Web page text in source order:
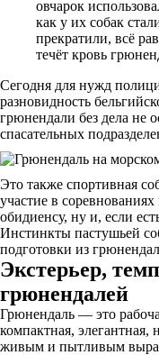
овчарок
как у их собак
прекратили, всё
течёт кровь
Сегодня для нужд
разновидность
грюнендали без дела не
спасательных
Это также спортивная
участие в
обидиенсу, ну и, если
Инстинкты пастушьей
подготовки из
Экстерьер,
грюнендалей
Грюнендаль — это
компактная,
живым и пытливым